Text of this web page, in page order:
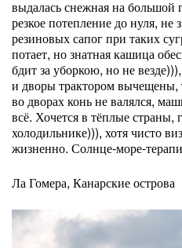
выдалась снежная на
резкое потепление до нуля,
резиновых сапог при таких
потает, но знатная кашица
бдит за уборкою, но не
и дворы трактором
во дворах конь не валялся,
всё. Хочется в тёплые страны,
холодильнике))), хотя чисто
жизненно. Солнце-море-
Ла Гомера, Канарские острова